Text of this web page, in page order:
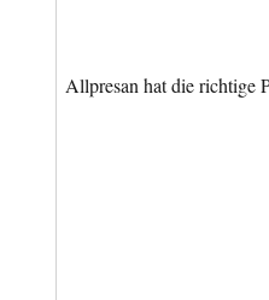
Allpresan hat die richtige